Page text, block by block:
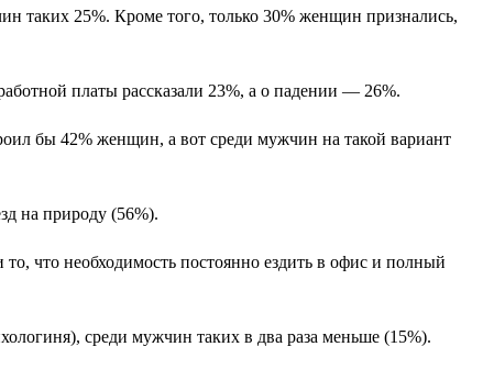
таких 25%. Кроме того, только 30% женщин признались,
платы рассказали 23%, а о падении — 26%.
бы 42% женщин, а вот среди мужчин на такой вариант
на природу (56%).
что необходимость постоянно ездить в офис и полный
среди мужчин таких в два раза меньше (15%).